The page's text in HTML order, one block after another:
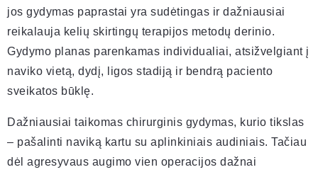
jos gydymas paprastai yra sudėtingas ir dažniausiai
reikalauja kelių skirtingų terapijos metodų derinio.
Gydymo planas parenkamas individualiai, atsižvelgiant į
naviko vietą, dydį, ligos stadiją ir bendrą paciento
sveikatos būklę.
Dažniausiai taikomas chirurginis gydymas, kurio tikslas
– pašalinti naviką kartu su aplinkiniais audiniais. Tačiau
dėl agresyvaus augimo vien operacijos dažnai